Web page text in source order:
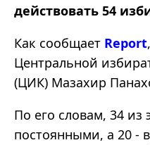
действовать 54
Как сообщает Report
Центральной
(ЦИК) Мазахир
По его словам, 34 из
постоянными, а 20 -